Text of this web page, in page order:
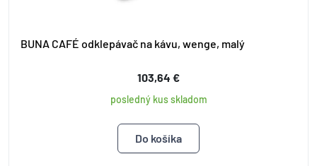
BUNA CAFÉ odklepávač na kávu, wenge, malý
103,64 €
posledný kus skladom